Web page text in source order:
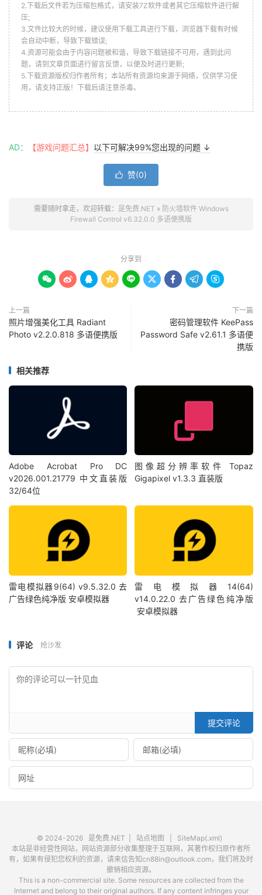
2.下载后文件若为压缩包格式，请安装7Z软件或者其它压缩软件进行解
压;
3.文件比较大的时候，建议使用下载工具进行下载，浏览器下载有时候
会自动中断，导致下载错误;
4.资源可能会由于内容问题被和谐，导致下载链接不可用，遇到此问
题，请到文章页面进行留言反馈，以便及时进行更新;
5.下载资源版权归作者所有；本站所有资源均来源于网络，仅供学习使
用，请支持正版！下载后请注意杀毒。
AD： 【游戏问题汇总】 以下可解决99%您出现的问题 ↓
 赞(0)
需要随时拿走，欢迎转载： 是免费.NET » 防火墙软件 Windows
Firewall Control v6.32.0.0 多语便携版
分享到
        
上一篇
照片增强美化工具 Radiant
Photo v2.2.0.818 多语便携版
下一篇
密码管理软件 KeePass
Password Safe v2.61.1 多语便
携版
相关推荐
Adobe Acrobat Pro DC
v2026.001.21779 中文直装版
32/64位
图像超分辨率软件 Topaz
Gigapixel v1.3.3 直装版
雷电模拟器9(64) v9.5.32.0 去
广告绿色纯净版 安卓模拟器
雷电模拟器14(64)
v14.0.22.0 去广告绿色纯净版
安卓模拟器
评论 抢沙发
提交评论
© 2024-2026 是免费.NET 站点地图
SiteMap(.xml)
本站是非经营性网站，网站资源部分收集整理于互联网，其著作权归原作者所
有，如果有侵犯您权利的资源，请来信告知cn88in@outlook.com，我们将及时
撤销相应资源。
This is a non-commercial site. Some resources are collected from the
Internet and belong to their original authors. If any content infringes your